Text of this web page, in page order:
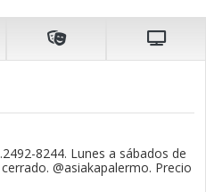
8244. Lunes a sábados de
@asiakapalermo. Precio